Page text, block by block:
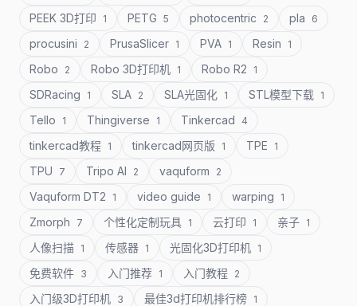
PEEK 3D打印 1 PETG 5 photocentric 2 pla 6
procusini 2 PrusaSlicer 1 PVA 1 Resin 1
Robo 2 Robo 3D打印机 1 Robo R2 1
SDRacing 1 SLA 2 SLA光固化 1 STL模型下载 1
Tello 1 Thingiverse 1 Tinkercad 4
tinkercad教程 1 tinkercad网页版 1 TPE 1
TPU 7 Tripo AI 2 vaquform 2
Vaquform DT2 1 video guide 1 warping 1
Zmorph 7 个性化定制玩具 1 云打印 1 亲子 1
人像扫描 1 传感器 1 光固化3D打印机 1
免费软件 3 入门推荐 1 入门教程 2
入门级3D打印机 3 最佳3d打印机排行榜 1